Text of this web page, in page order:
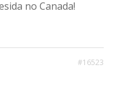
no Canada!
#16523